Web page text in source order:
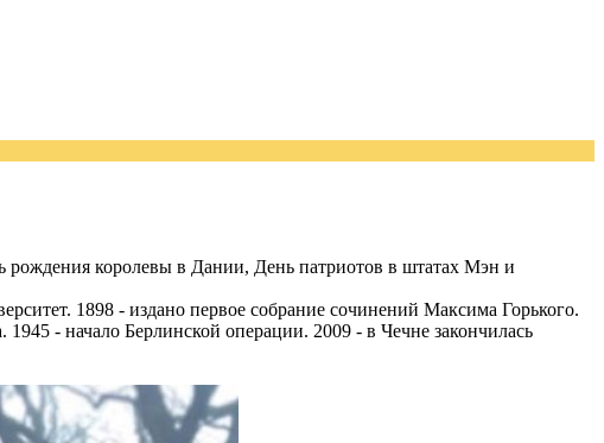
королевы в Дании, День патриотов в штатах Мэн и
1898 - издано первое собрание сочинений Максима Горького.
- начало Берлинской операции. 2009 - в Чечне закончилась